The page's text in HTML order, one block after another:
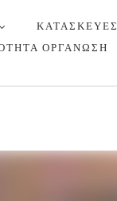
ΚΑΤΑΣΚΕΥΕΣ
ΟΡΓΑΝΩΣΗ